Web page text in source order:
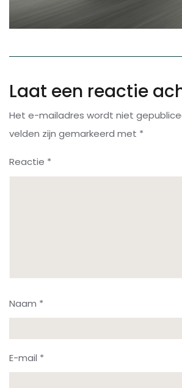
Laat een reactie
Het e-mailadres wordt niet
velden zijn gemarkeerd met *
Reactie *
Naam *
E-mail *